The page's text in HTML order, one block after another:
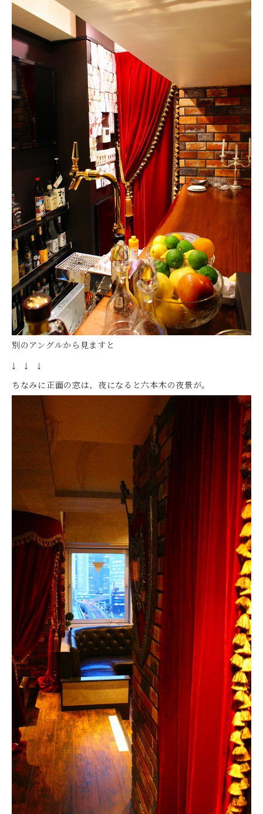
別のアングルから見ますと
↓ ↓ ↓
ちなみに正面の窓は、夜になると六本木の夜景が。